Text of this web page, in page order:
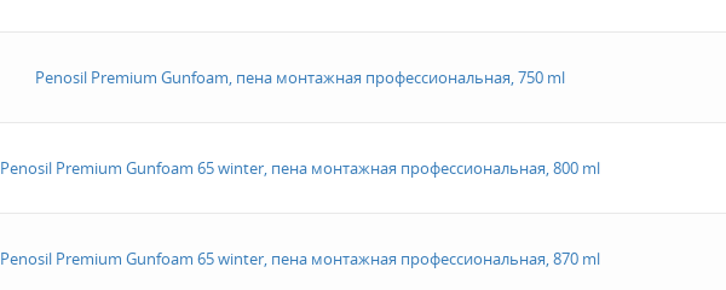
Penosil Premium Gunfoam, пена монтажная профессиональная, 750 ml
Penosil Premium Gunfoam 65 winter, пена монтажная профессиональная, 800 ml
Penosil Premium Gunfoam 65 winter, пена монтажная профессиональная, 870 ml